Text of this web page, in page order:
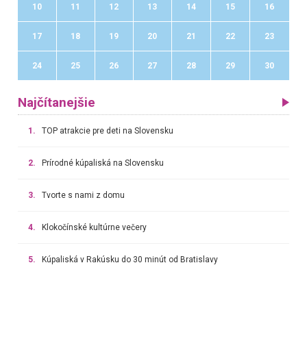
10 11 12 13 14 15 16
17 18 19 20 21 22 23
24 25 26 27 28 29 30
Najčítanejšie
1. TOP atrakcie pre deti na Slovensku
2. Prírodné kúpaliská na Slovensku
3. Tvorte s nami z domu
4. Klokočínské kultúrne večery
5. Kúpaliská v Rakúsku do 30 minút od Bratislavy